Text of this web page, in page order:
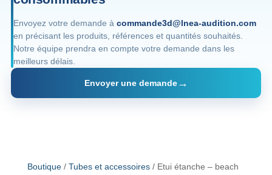
SOLUTIONS AUDITIVES
Embouts BTE
Micro-embouts
Embouts protecteurs
Envoyez votre demande à commande3d@lnea-audition.com
en précisant les produits, références et quantités souhaités.
Notre équipe prendra en compte votre demande dans les
meilleurs délais.
Envoyer une demande
Boutique/ Tubes et accessoires/ Etui étanche – beach